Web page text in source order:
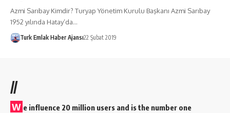
Azmi Sarıbay Kimdir? Turyap Yönetim Kurulu Başkanı Azmi Sarıbay
1952 yılında Hatay’da…
Turk Emlak Haber Ajansı22 Şubat 2019
//
W e influence 20 million users and is the number one